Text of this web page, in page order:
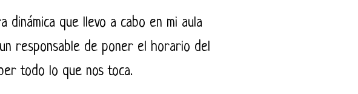
que llevo a cabo en mi aula
responsable de poner el horario del
todo lo que nos toca.